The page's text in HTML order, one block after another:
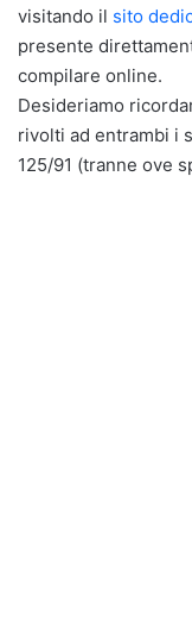
visitando il sito
presente
compilare online.
Desideriamo
rivolti ad entrambi i
125/91 (tranne ove